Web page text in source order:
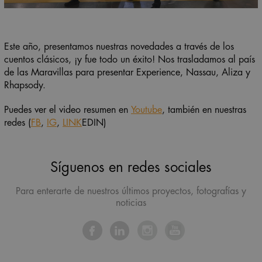
Este año, presentamos nuestras novedades a través de los
cuentos clásicos, ¡y fue todo un éxito! Nos trasladamos al país
de las Maravillas para presentar Experience, Nassau, Aliza y
Rhapsody.
Puedes ver el video resumen en Youtube, también en nuestras
redes (FB, IG, LINKEDIN)
Síguenos en redes sociales
Para enterarte de nuestros últimos proyectos, fotografías y
noticias